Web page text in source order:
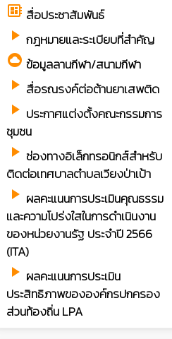
developer_board สื่อประชาสัมพันธ์
play_arrow กฎหมายและระเบียบที่สำคัญ
cloud_circle ข้อมูลลานกีฬา/สนามกีฬา
play_arrow สื่อรณรงค์ต่อต้านยาเสพติด
play_arrow ประกาศแต่งตั้งคณะกรรมการ
ชุมชน
play_arrow ช่องทางอิเล็กทรอนิกส์สำหรับ
ติดต่อเทศบาลตำบลเวียงป่าเป้า
play_arrow ผลคะแนนการประเมินคุณธรรม
และความโปร่งใสในการดำเนินงาน
ของหน่วยงานรัฐ ประจำปี 2566
(ITA)
play_arrow ผลคะแนนการประเมิน
ประสิทธิภาพขององค์กรปกครอง
ส่วนท้องถิ่น LPA